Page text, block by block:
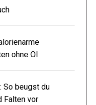
ohne Öl
So beugst du
Falten vor